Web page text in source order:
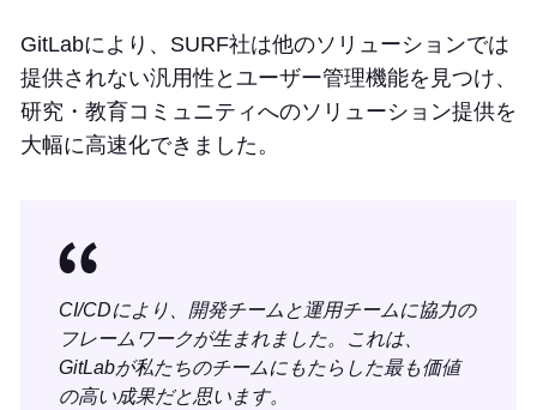
GitLabにより、SURF社は他のソリューションでは
提供されない汎用性とユーザー管理機能を見つけ、
研究・教育コミュニティへのソリューション提供を
大幅に高速化できました。
CI/CDにより、開発チームと運用チームに協力の
フレームワークが生まれました。これは、
GitLabが私たちのチームにもたらした最も価値
の高い成果だと思います。